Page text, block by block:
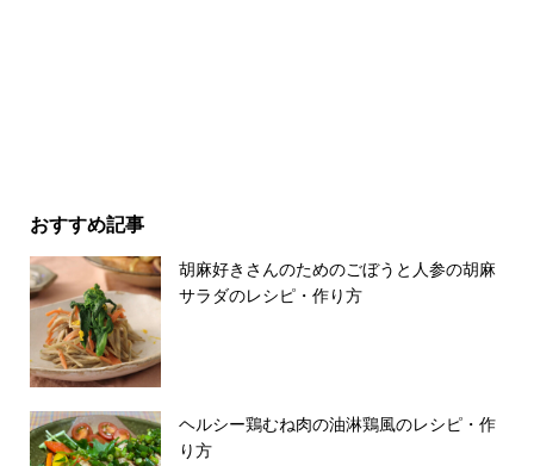
おすすめ記事
胡麻好きさんのためのごぼうと人参の胡麻
サラダのレシピ・作り方
ヘルシー鶏むね肉の油淋鶏風のレシピ・作
り方